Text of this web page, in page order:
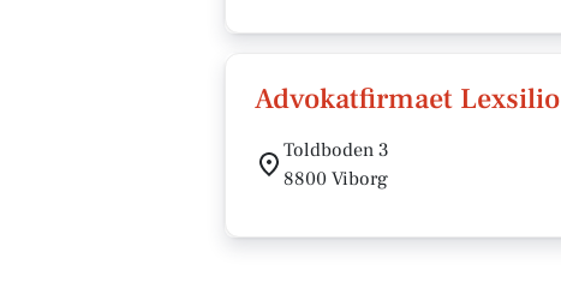
Advokatfirmaet Lexsilio
Toldboden 3
8800 Viborg